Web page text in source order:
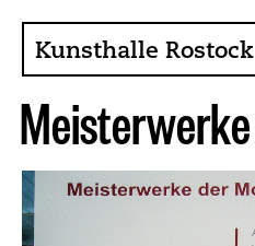
Kunsthalle Rostock
About the Art Hall
Collection
Contact persons
Meisterwerke